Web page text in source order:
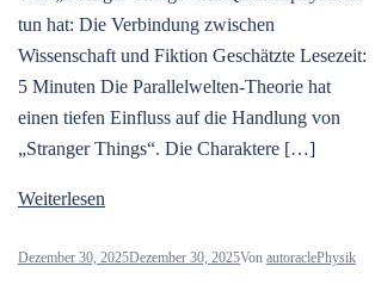
tun hat: Die Verbindung zwischen
Wissenschaft und Fiktion Geschätzte Lesezeit:
5 Minuten Die Parallelwelten-Theorie hat
einen tiefen Einfluss auf die Handlung von
„Stranger Things“. Die Charaktere […]
Weiterlesen
Dezember 30, 2025Dezember 30, 2025Von autoraclePhysik